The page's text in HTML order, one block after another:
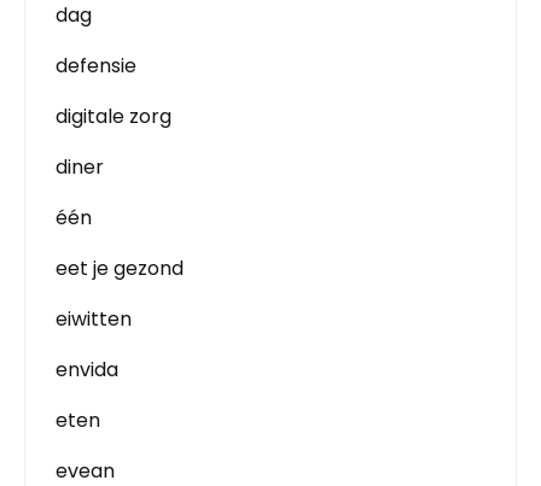
dag
defensie
digitale zorg
diner
één
eet je gezond
eiwitten
envida
eten
evean